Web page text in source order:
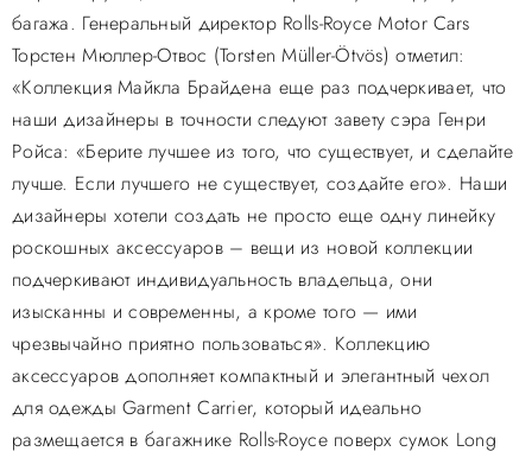
багажа. Генеральный директор Rolls-Royce Motor Cars
Торстен Мюллер-Отвос (Torsten Müller-Ötvös) отметил:
«Коллекция Майкла Брайдена еще раз подчеркивает, что
наши дизайнеры в точности следуют завету сэра Генри
Ройса: «Берите лучшее из того, что существует, и сделайте
лучше. Если лучшего не существует, создайте его». Наши
дизайнеры хотели создать не просто еще одну линейку
роскошных аксессуаров – вещи из новой коллекции
подчеркивают индивидуальность владельца, они
изысканны и современны, а кроме того — ими
чрезвычайно приятно пользоваться». Коллекцию
аксессуаров дополняет компактный и элегантный чехол
для одежды Garment Carrier, который идеально
размещается в багажнике Rolls-Royce поверх сумок Long